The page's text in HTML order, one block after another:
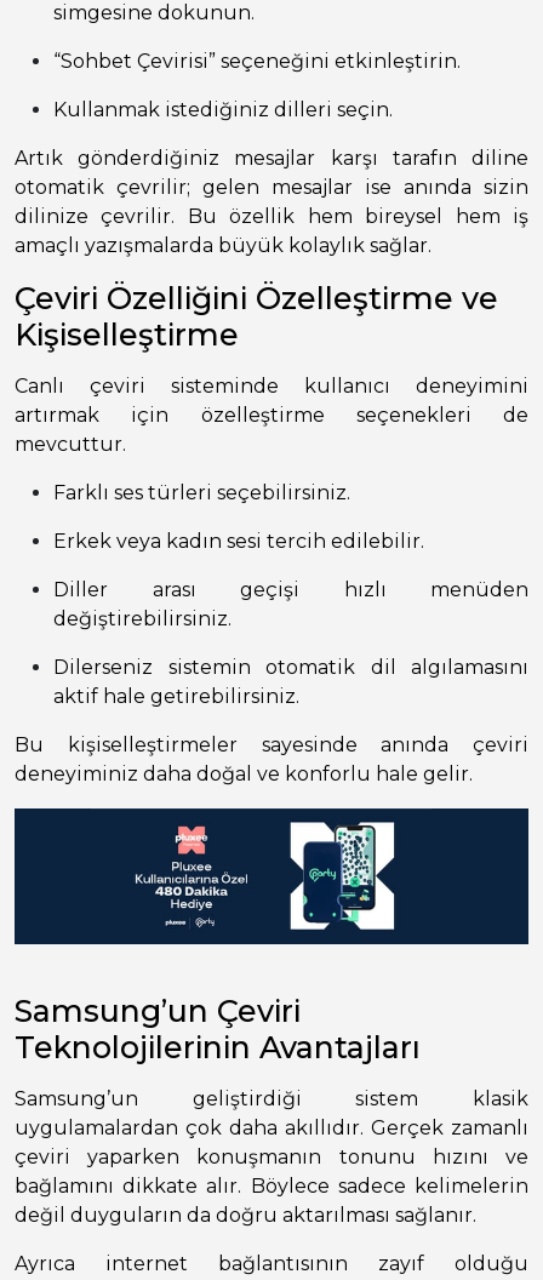
simgesine dokunun.
“Sohbet Çevirisi” seçeneğini etkinleştirin.
Kullanmak istediğiniz dilleri seçin.
Artık gönderdiğiniz mesajlar karşı tarafın diline
otomatik çevrilir; gelen mesajlar ise anında sizin
dilinize çevrilir. Bu özellik hem bireysel hem iş
amaçlı yazışmalarda büyük kolaylık sağlar.
Çeviri Özelliğini Özelleştirme ve
Kişiselleştirme
Canlı çeviri sisteminde kullanıcı deneyimini
artırmak için özelleştirme seçenekleri de
mevcuttur.
Farklı ses türleri seçebilirsiniz.
Erkek veya kadın sesi tercih edilebilir.
Diller arası geçişi hızlı menüden
değiştirebilirsiniz.
Dilerseniz sistemin otomatik dil algılamasını
aktif hale getirebilirsiniz.
Bu kişiselleştirmeler sayesinde anında çeviri
deneyiminiz daha doğal ve konforlu hale gelir.
Samsung’un Çeviri
Teknolojilerinin Avantajları
Samsung’un geliştirdiği sistem klasik
uygulamalardan çok daha akıllıdır. Gerçek zamanlı
çeviri yaparken konuşmanın tonunu hızını ve
bağlamını dikkate alır. Böylece sadece kelimelerin
değil duyguların da doğru aktarılması sağlanır.
Ayrıca internet bağlantısının zayıf olduğu